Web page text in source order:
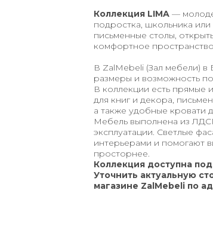
Коллекция LIMA —
подростка, школьника
письменные столы,
комфортное
В ZalMebeli (Зал мебели)
размеры и возможность
В коллекции есть прямые
для книг и декора,
а также удобные кровати
Мебель выполнена из
эксплуатации. Светлые
интерьерами и помогают
просторнее.
Коллекция доступна под
Уточнить актуальную
магазине ZalMebeli по